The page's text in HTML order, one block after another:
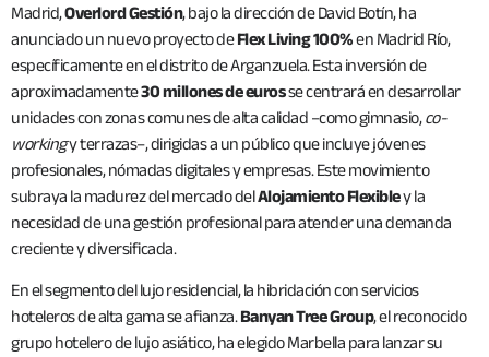
Madrid,Overlord Gestión, bajo la dirección de David Botín, ha
anunciado un nuevo proyecto deFlex Living 100%en Madrid Río,
específicamente en el distrito de Arganzuela. Esta inversión de
aproximadamente30 millones de eurosse centrará en desarrollar
unidades con zonas comunes de alta calidad –como gimnasio,co-
workingy terrazas–, dirigidas a un público que incluye jóvenes
profesionales, nómadas digitales y empresas. Este movimiento
subraya la madurez del mercado delAlojamiento Flexibley la
necesidad de una gestión profesional para atender una demanda
creciente y diversificada.
En el segmento del lujo residencial, la hibridación con servicios
hoteleros de alta gama se afianza. Banyan Tree Group, el reconocido
grupo hotelero de lujo asiático, ha elegido Marbella para lanzar su